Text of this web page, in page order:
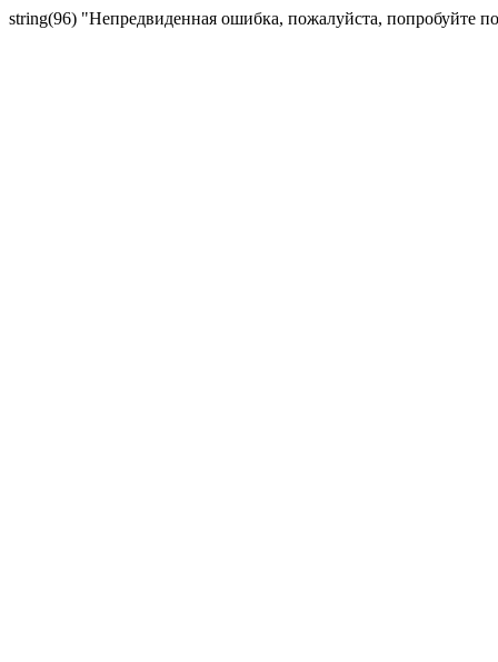
string(96) "Непредвиденная ошибка, пожалуйста, попробуйте